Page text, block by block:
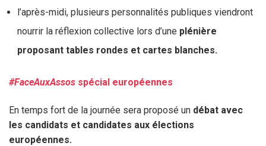
l’après-midi, plusieurs personnalités publiques viendront
nourrir la réflexion collective lors d’une plénière
proposant tables rondes et cartes blanches.
#FaceAuxAssos spécial européennes
En temps fort de la journée sera proposé un débat avec
les candidats et candidates aux élections
européennes.